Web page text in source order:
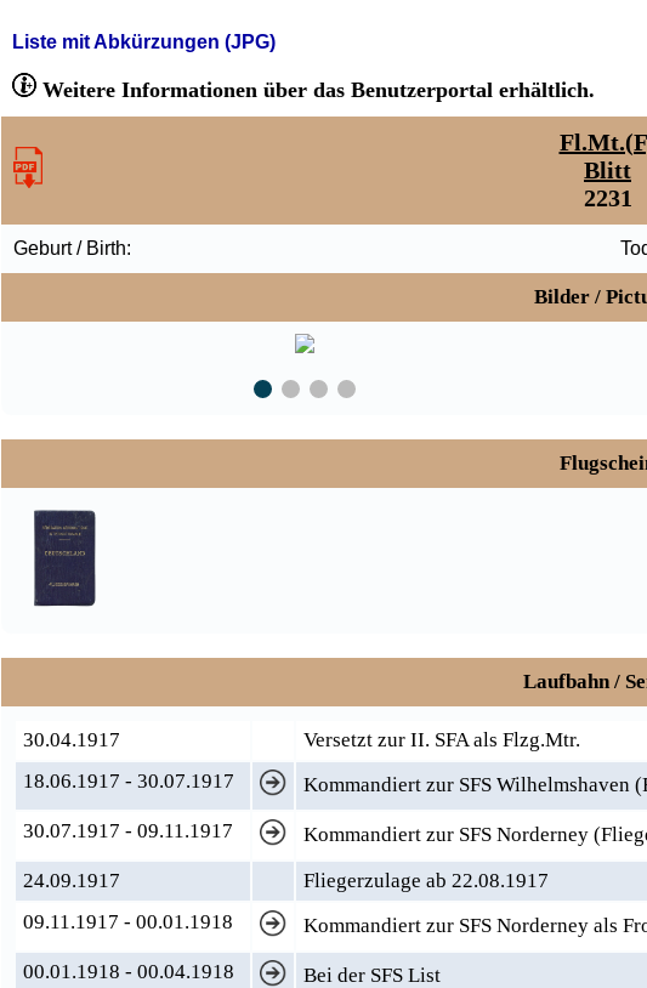
Liste mit Abkürzungen (JPG)
Weitere Informationen über das Benutzerportal erhältlich.
Blitt
2231
Geburt / Birth:
Bilder /
Laufbahn /
30.04.1917
Versetzt zur II. SFA als Flzg.Mtr.
18.06.1917 - 30.07.1917
Kommandiert zur SFS Wilhelmshaven
30.07.1917 - 09.11.1917
Kommandiert zur SFS Norderney
24.09.1917
Fliegerzulage ab 22.08.1917
09.11.1917 - 00.01.1918
Kommandiert zur SFS Norderney als
00.01.1918 - 00.04.1918
Bei der SFS List